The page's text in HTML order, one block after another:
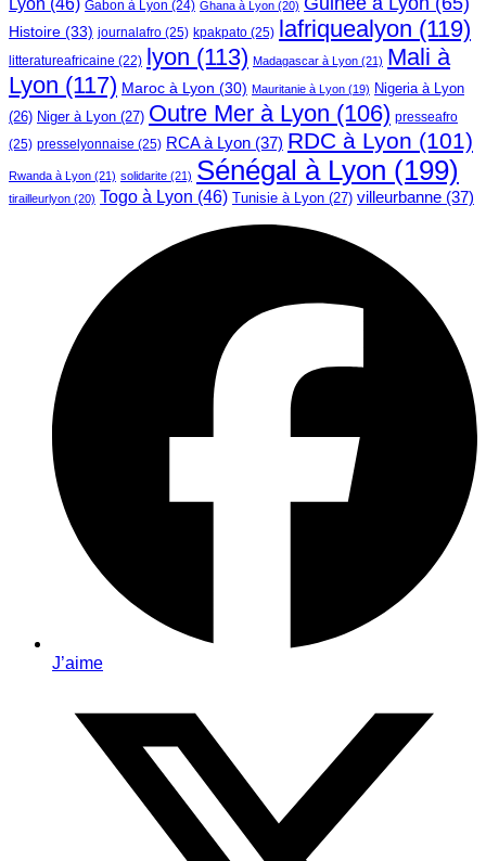
Gabon à Lyon (24) Ghana à Lyon (20)
Histoire (33) journalafro (25) kpakpato (25) lafriquealyon (119)
litteratureafricaine (22) lyon (113) Madagascar à Lyon (21) Mali à
Lyon (117) Maroc à Lyon (30) Mauritanie à Lyon (19) Nigeria à Lyon
(26) Niger à Lyon (27) Outre Mer à Lyon (106) presseafro
(25) presselyonnaise (25) RCA à Lyon (37) RDC à Lyon (101)
Rwanda à Lyon (21) solidarite (21) Sénégal à Lyon (199)
tirailleurlyon (20) Togo à Lyon (46) Tunisie à Lyon (27) villeurbanne (37)
J’aime